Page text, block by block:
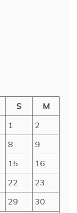
S
M
1
2
8
9
15
16
22
23
29
30